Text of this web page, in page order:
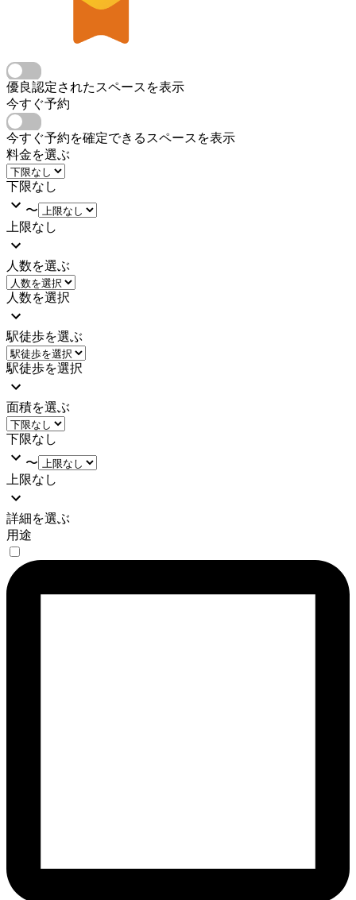
優良認定されたスペースを表示
今すぐ予約
今すぐ予約を確定できるスペースを表示
料金を選ぶ
下限なし
〜
上限なし
人数を選ぶ
人数を選択
駅徒歩を選ぶ
駅徒歩を選択
面積を選ぶ
下限なし
〜
上限なし
詳細を選ぶ
用途